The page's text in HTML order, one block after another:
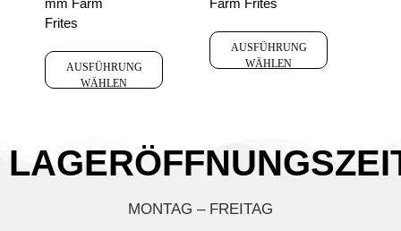
mm Farm
Frites
AUSFÜHRUNG
WÄHLEN
Farm Frites
AUSFÜHRUNG
WÄHLEN
MONTAG – FREITAG